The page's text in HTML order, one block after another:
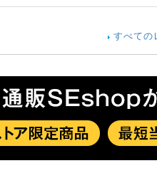
すべての